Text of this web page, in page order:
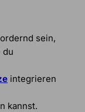
sein,
du
integrieren
kannst.